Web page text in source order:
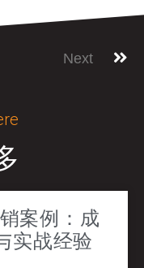
Next
案例：成
实战经验